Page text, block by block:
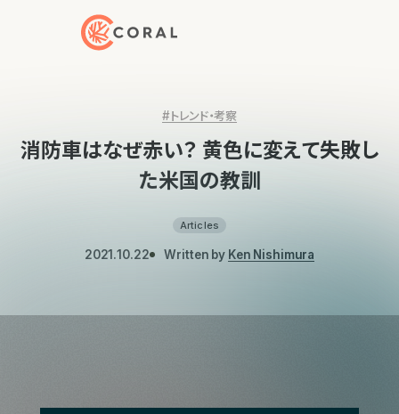
トップページへ戻る
#トレンド・考察
消防車はなぜ赤い？ 黄色に変えて失敗し
た米国の教訓
Articles
2021.10.22 Written by Ken Nishimura